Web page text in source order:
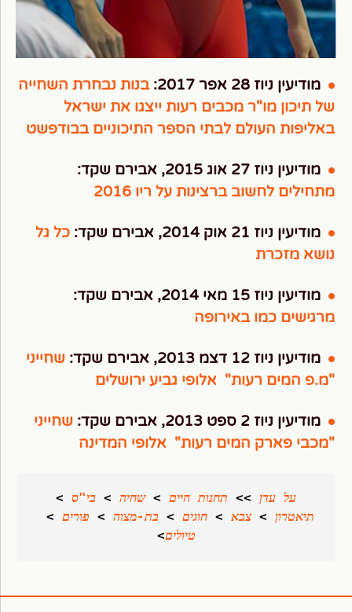
מודיעין ניוז 28 אפר 2017:
בנות נבחרת השחייה
של תיכון מו"ר מכבים רעות ייצגו את ישראל
באליפות העולם לבתי הספר התיכוניים בבודפשט
מודיעין ניוז 27 אוג 2015, אבירם שקד:
מתחילים לחשוב ברצינות על ריו 2016
מודיעין ניוז 21 אוק 2014, אבירם שקד:
כל גל
נושא מזכרת
מודיעין ניוז 15 מאי 2014, אבירם שקד:
מרגישים כמו באירופה
מודיעין ניוז 12 דצמ 2013, אבירם שקד:
שחייני
"מ.פ המים רעות" אלופי גביע ירושלים
מודיעין ניוז 2 ספט 2013, אבירם שקד:
שחייני
"מכבי פארק המים רעות" אלופי המדינה
על עדן >> תחנות חיים > שחיה > בי"ס >
תיאטרון > צבא > חוגים > בת-מצוה > פורים >
טיולים>